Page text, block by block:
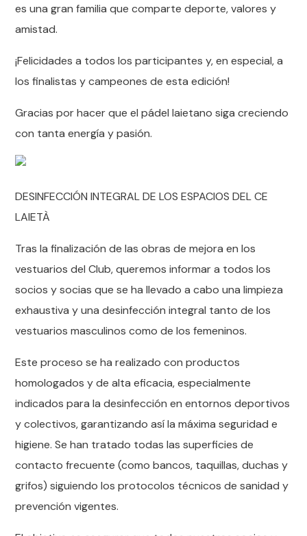
es una gran familia que comparte deporte, valores y
amistad.
¡Felicidades a todos los participantes y, en especial, a
los finalistas y campeones de esta edición!
Gracias por hacer que el pádel laietano siga creciendo
con tanta energía y pasión.
DESINFECCIÓN INTEGRAL DE LOS ESPACIOS DEL CE
LAIETÀ
Tras la finalización de las obras de mejora en los
vestuarios del Club, queremos informar a todos los
socios y socias que se ha llevado a cabo una limpieza
exhaustiva y una desinfección integral tanto de los
vestuarios masculinos como de los femeninos.
Este proceso se ha realizado con productos
homologados y de alta eficacia, especialmente
indicados para la desinfección en entornos deportivos
y colectivos, garantizando así la máxima seguridad e
higiene. Se han tratado todas las superficies de
contacto frecuente (como bancos, taquillas, duchas y
grifos) siguiendo los protocolos técnicos de sanidad y
prevención vigentes.